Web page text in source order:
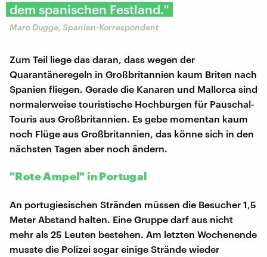
dem spanischen Festland."
Marc Dugge, Spanien-Korrespondent
Zum Teil liege das daran, dass wegen der
Quarantäneregeln in Großbritannien kaum Briten nach
Spanien fliegen. Gerade die Kanaren und Mallorca sind
normalerweise touristische Hochburgen für Pauschal-
Touris aus Großbritannien. Es gebe momentan kaum
noch Flüge aus Großbritannien, das könne sich in den
nächsten Tagen aber noch ändern.
"Rote Ampel" in Portugal
An portugiesischen Stränden müssen die Besucher 1,5
Meter Abstand halten. Eine Gruppe darf aus nicht
mehr als 25 Leuten bestehen. Am letzten Wochenende
musste die Polizei sogar einige Strände wieder